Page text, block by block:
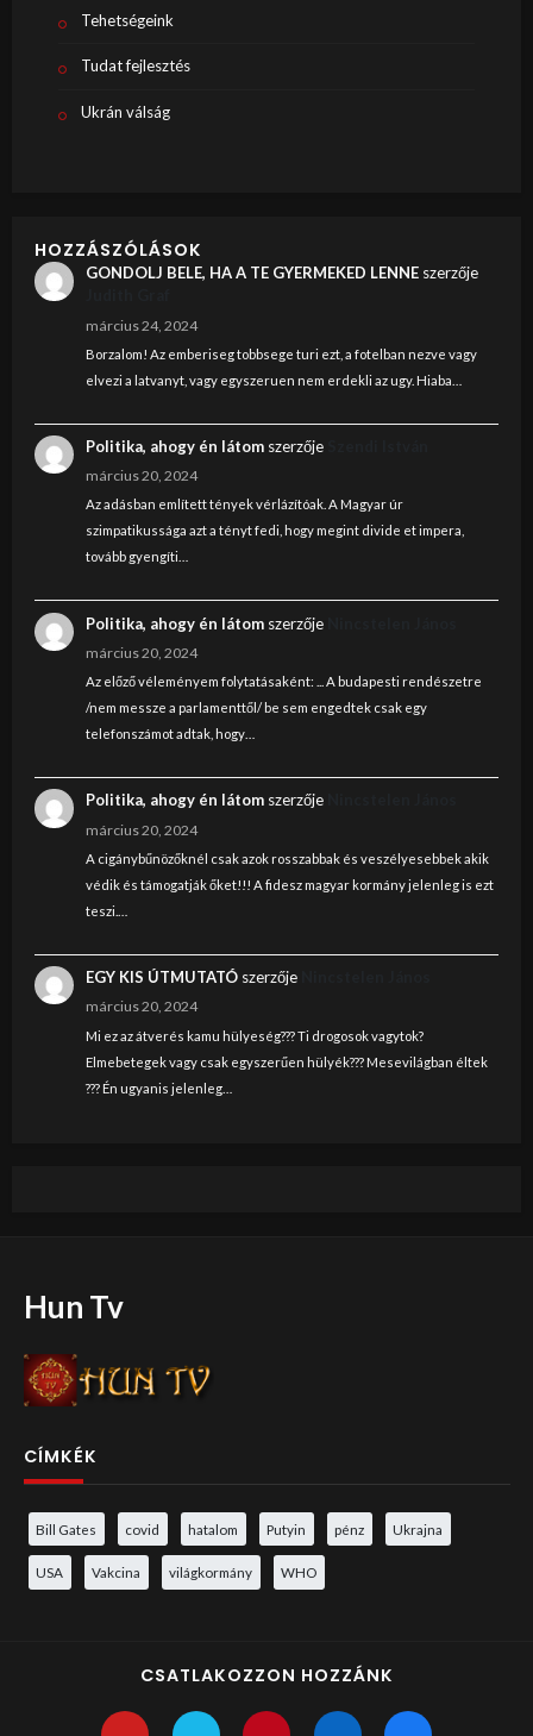
Tehetségeink
Tudat fejlesztés
Ukrán válság
HOZZÁSZÓLÁSOK
GONDOLJ BELE, HA A TE GYERMEKED LENNEszerzője
március 24, 2024
Borzalom! Az emberiseg tobbsege turi ezt, a fotelban nezve vagy
elvezi a latvanyt, vagy egyszeruen nem erdekli az ugy. Hiaba…
Politika, ahogy én látomszerzője
március 20, 2024
Az adásban említett tények vérlázítóak. A Magyar úr
szimpatikussága azt a tényt fedi, hogy megint divide et impera,
tovább gyengíti…
Politika, ahogy én látomszerzője
március 20, 2024
Az előző véleményem folytatásaként: ... A budapesti rendészetre
/nem messze a parlamenttől/ be sem engedtek csak egy
telefonszámot adtak, hogy…
Politika, ahogy én látomszerzője
március 20, 2024
A cigánybűnözőknél csak azok rosszabbak és veszélyesebbek akik
védik és támogatják őket!!! A fidesz magyar kormány jelenleg is ezt
teszi.…
EGY KIS ÚTMUTATÓszerzője
március 20, 2024
Mi ez az átverés kamu hülyeség??? Ti drogosok vagytok?
Elmebetegek vagy csak egyszerűen hülyék??? Mesevilágban éltek
??? Én ugyanis jelenleg…
Hun Tv
CÍMKÉK
Bill Gates covid hatalom Putyin pénz Ukrajna
USA Vakcina világkormány WHO
CSATLAKOZZON HOZZÁNK